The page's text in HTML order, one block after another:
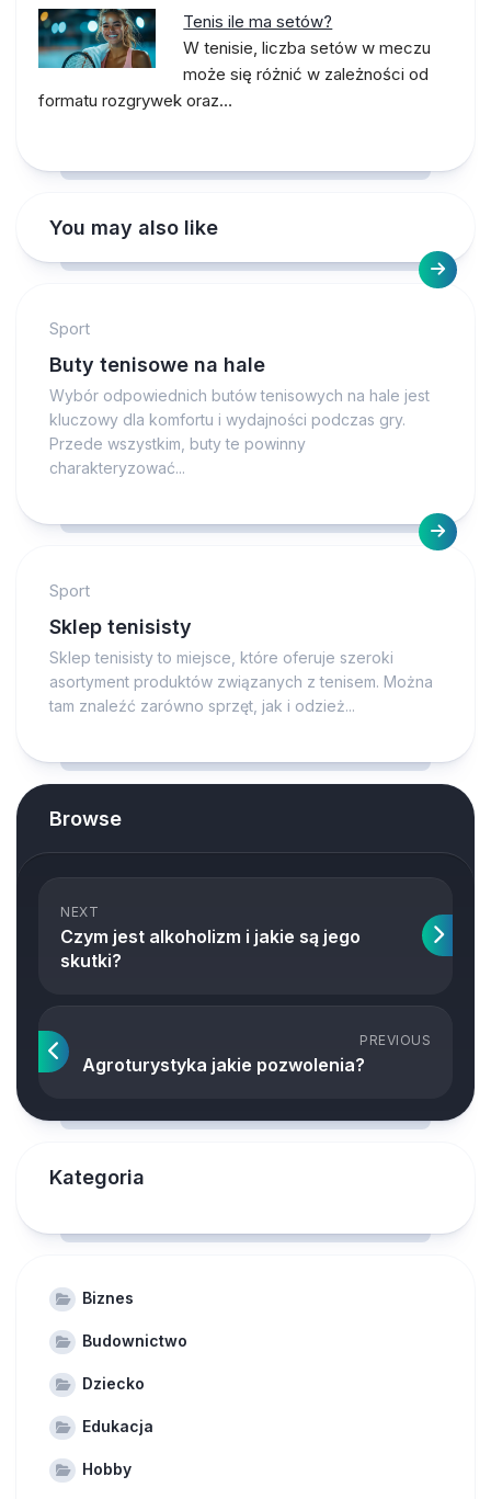
Tenis ile ma setów?
W tenisie, liczba setów w meczu
może się różnić w zależności od
formatu rozgrywek oraz…
You may also like
Sport
Buty tenisowe na hale
Wybór odpowiednich butów tenisowych na hale jest
kluczowy dla komfortu i wydajności podczas gry.
Przede wszystkim, buty te powinny
charakteryzować...
Sport
Sklep tenisisty
Sklep tenisisty to miejsce, które oferuje szeroki
asortyment produktów związanych z tenisem. Można
tam znaleźć zarówno sprzęt, jak i odzież...
Browse
NEXT
Czym jest alkoholizm i jakie są jego
skutki?
PREVIOUS
Agroturystyka jakie pozwolenia?
Kategoria
Biznes
Budownictwo
Dziecko
Edukacja
Hobby